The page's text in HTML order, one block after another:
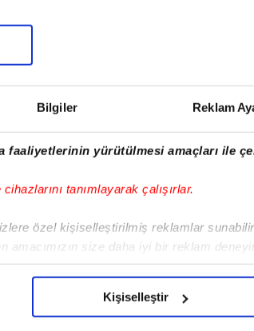
Bilgiler Reklam
yürütülmesi amaçları ile
tanımlayarak çalışırlar.
özel kişiselleştirilmiş reklamlar
amacımızın size daha iyi bir reklam
çabayı gösterdiğimizi ve bu noktada,
Kişiselleştir